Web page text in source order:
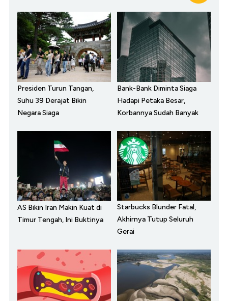
Presiden Turun Tangan,
Suhu 39 Derajat Bikin
Negara Siaga
Bank-Bank Diminta Siaga
Hadapi Petaka Besar,
Korbannya Sudah Banyak
AS Bikin Iran Makin Kuat di
Timur Tengah, Ini Buktinya
Starbucks Blunder Fatal,
Akhirnya Tutup Seluruh
Gerai